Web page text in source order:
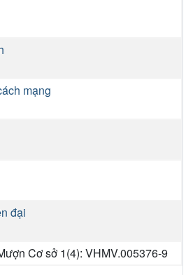
mạng
đại
Cơ sở 1(4): VHMV.005376-9